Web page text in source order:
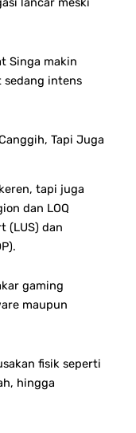
Singa makin
sedang intens
Tapi Juga
tapi juga
dan LOQ
(LUS) dan
gaming
maupun
fisik seperti
hingga